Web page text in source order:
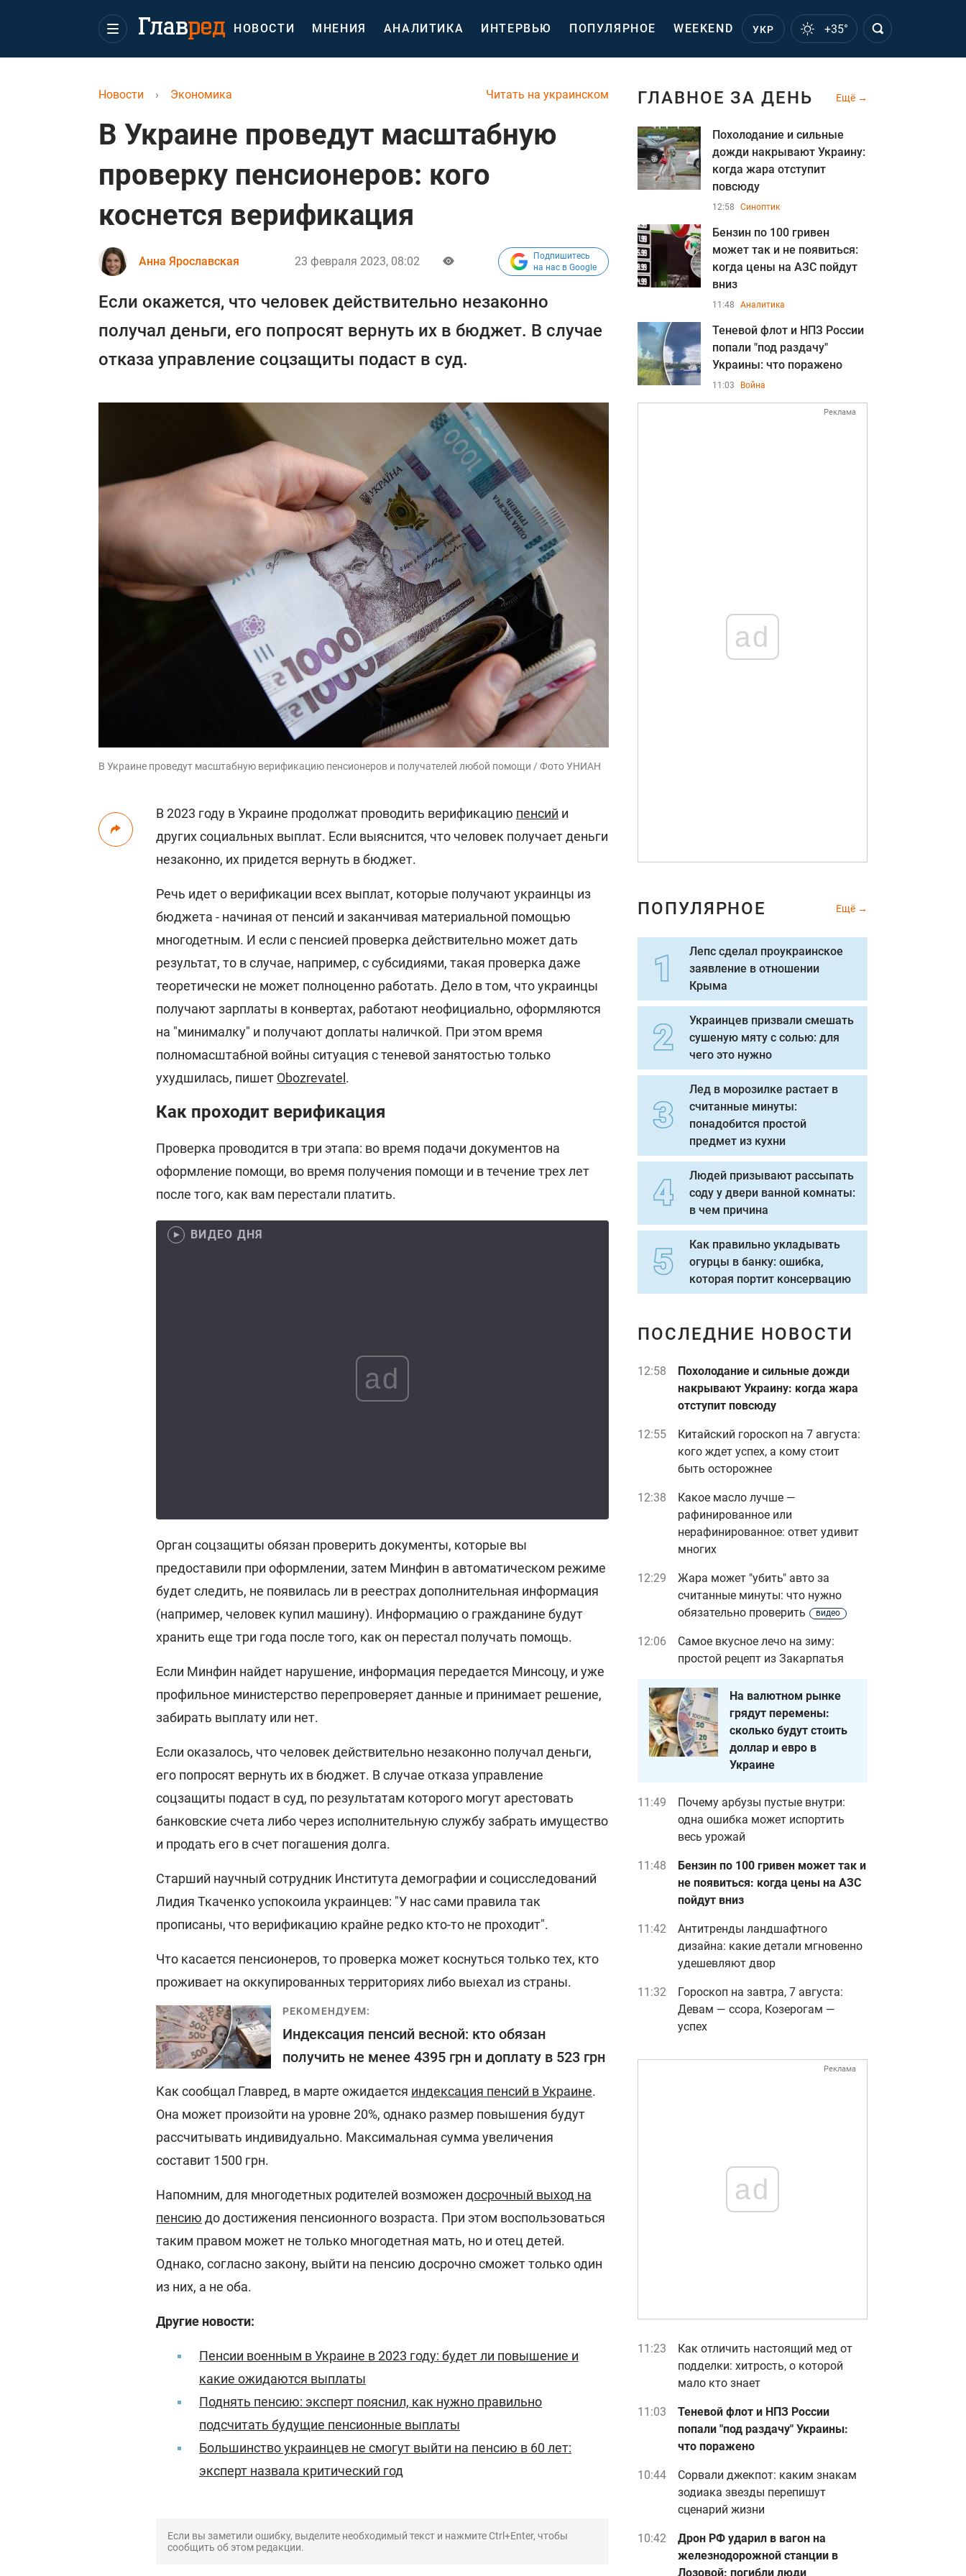
НОВОСТИ МНЕНИЯ АНАЛИТИКА ИНТЕРВЬЮ ПОПУЛЯРНОЕ WEEKEND УКР +35°
Читать на украинском
Новости › Экономика
В Украине проведут масштабную
проверку пенсионеров: кого
коснется верификация
Анна Ярославская 23 февраля 2023, 08:02
Подпишитесь
на нас в Google
Если окажется, что человек действительно незаконно
получал деньги, его попросят вернуть их в бюджет. В случае
отказа управление соцзащиты подаст в суд.
В Украине проведут масштабную верификацию пенсионеров и получателей любой помощи / Фото УНИАН
В 2023 году в Украине продолжат проводить верификацию пенсий и
других социальных выплат. Если выяснится, что человек получает деньги
незаконно, их придется вернуть в бюджет.
Речь идет о верификации всех выплат, которые получают украинцы из
бюджета - начиная от пенсий и заканчивая материальной помощью
многодетным. И если с пенсией проверка действительно может дать
результат, то в случае, например, с субсидиями, такая проверка даже
теоретически не может полноценно работать. Дело в том, что украинцы
получают зарплаты в конвертах, работают неофициально, оформляются
на "минималку" и получают доплаты наличкой. При этом время
полномасштабной войны ситуация с теневой занятостью только
ухудшилась, пишет Obozrevatel .
Как проходит верификация
Проверка проводится в три этапа: во время подачи документов на
оформление помощи, во время получения помощи и в течение трех лет
после того, как вам перестали платить.
ВИДЕО ДНЯ
ad
Орган соцзащиты обязан проверить документы, которые вы
предоставили при оформлении, затем Минфин в автоматическом режиме
будет следить, не появилась ли в реестрах дополнительная информация
(например, человек купил машину). Информацию о гражданине будут
хранить еще три года после того, как он перестал получать помощь.
Если Минфин найдет нарушение, информация передается Минсоцу, и уже
профильное министерство перепроверяет данные и принимает решение,
забирать выплату или нет.
Если оказалось, что человек действительно незаконно получал деньги,
его попросят вернуть их в бюджет. В случае отказа управление
соцзащиты подаст в суд, по результатам которого могут арестовать
банковские счета либо через исполнительную службу забрать имущество
и продать его в счет погашения долга.
Старший научный сотрудник Института демографии и социсследований
Лидия Ткаченко успокоила украинцев: "У нас сами правила так
прописаны, что верификацию крайне редко кто-то не проходит".
Что касается пенсионеров, то проверка может коснуться только тех, кто
проживает на оккупированных территориях либо выехал из страны.
РЕКОМЕНДУЕМ:
Индексация пенсий весной: кто обязан
получить не менее 4395 грн и доплату в 523 грн
Как сообщал Главред, в марте ожидается индексация пенсий в Украине.
Она может произойти на уровне 20%, однако размер повышения будут
рассчитывать индивидуально. Максимальная сумма увеличения
составит 1500 грн.
Напомним, для многодетных родителей возможен досрочный выход на
пенсию до достижения пенсионного возраста. При этом воспользоваться
таким правом может не только многодетная мать, но и отец детей.
Однако, согласно закону, выйти на пенсию досрочно сможет только один
из них, а не оба.
Другие новости:
Пенсии военным в Украине в 2023 году: будет ли повышение и
какие ожидаются выплаты
Поднять пенсию: эксперт пояснил, как нужно правильно
подсчитать будущие пенсионные выплаты
Большинство украинцев не смогут выйти на пенсию в 60 лет:
эксперт назвала критический год
Если вы заметили ошибку, выделите необходимый текст и нажмите Ctrl+Enter, чтобы
сообщить об этом редакции.
ГЛАВНОЕ ЗА ДЕНЬ Ещё
Похолодание и сильные
дожди накрывают Украину:
когда жара отступит
повсюду
12:58 Синоптик
Бензин по 100 гривен
может так и не появиться:
когда цены на АЗС пойдут
вниз
11:48 Аналитика
Теневой флот и НПЗ России
попали "под раздачу"
Украины: что поражено
11:03 Война
Реклама
ad
ПОПУЛЯРНОЕ Ещё
Лепс сделал проукраинское
заявление в отношении
Крыма
Украинцев призвали смешать
сушеную мяту с солью: для
чего это нужно
Лед в морозилке растает в
считанные минуты:
понадобится простой
предмет из кухни
Людей призывают рассыпать
соду у двери ванной комнаты:
в чем причина
Как правильно укладывать
огурцы в банку: ошибка,
которая портит консервацию
ПОСЛЕДНИЕ НОВОСТИ
12:58
Похолодание и сильные дожди
накрывают Украину: когда жара
отступит повсюду
12:55
Китайский гороскоп на 7 августа:
кого ждет успех, а кому стоит
быть осторожнее
12:38
Какое масло лучше —
рафинированное или
нерафинированное: ответ удивит
многих
12:29
Жара может "убить" авто за
считанные минуты: что нужно
обязательно проверить
видео
12:06
Самое вкусное лечо на зиму:
простой рецепт из Закарпатья
На валютном рынке
грядут перемены:
сколько будут стоить
доллар и евро в
Украине
11:49
Почему арбузы пустые внутри:
одна ошибка может испортить
весь урожай
11:48
Бензин по 100 гривен может так и
не появиться: когда цены на АЗС
пойдут вниз
11:42
Антитренды ландшафтного
дизайна: какие детали мгновенно
удешевляют двор
11:32
Гороскоп на завтра, 7 августа:
Девам — ссора, Козерогам —
успех
Реклама
ad
11:23
Как отличить настоящий мед от
подделки: хитрость, о которой
мало кто знает
11:03
Теневой флот и НПЗ России
попали "под раздачу" Украины:
что поражено
10:44
Сорвали джекпот: каким знакам
зодиака звезды перепишут
сценарий жизни
10:42
Дрон РФ ударил в вагон на
железнодорожной станции в
Лозовой: погибли люди